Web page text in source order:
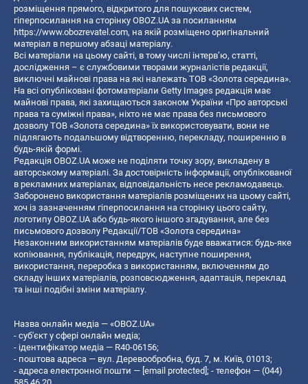
розміщення прямого, відкритого для пошукових систем,
гіперпосилання на сторінку OBOZ.UA за посиланням
https://www.obozrevatel.com, на якій розміщено оригінальний
матеріал в першому абзаці матеріалу.
Всі матеріали на цьому сайті, в тому числі інтерв’ю, статті,
дослідження – є службовими творами журналістів редакції,
виключні майнові права на які належать ТОВ «Золота середина».
На всі опубліковані фотоматеріали Getty Images редакція має
майнові права, які захищаються законом України «Про авторські
права та суміжні права», ніхто не має права без письмового
дозволу ТОВ «Золота середина» їх використовувати, вони не
підлягають подальшому відтворенню, перекладу, поширенню в
будь-якій формі.
Редакція OBOZ.UA може не поділяти точку зору, викладену в
авторському матеріалі. За достовірність інформації, опублікованої
в рекламних матеріалах, відповідальність несе рекламодавець.
Заборонено використання матеріалів розміщених на цьому сайті,
хоч із зазначенням гіперпосилання на сторінку цього сайту,
логотипу OBOZ.UA або будь-якого іншого згадування, але без
письмового дозволу Редакції/ТОВ «Золота середина»
Незаконним використанням матеріалів буде вважатися: будь-яке
копiювання, публiкацiя, передрук, наступне поширення,
використання, переробка з використанням, включенням до
складу інших матеріалів, розповсюдження, адаптація, переклад
та інші подібні зміни матеріалу.
Назва онлайн медіа — «OBOZ.UA»
- суб'єкт у сфері онлайн медіа;
- ідентифікатор медіа — R40-06156;
- поштова адреса — вул. Деревообробна, буд. 7, м. Київ, 01013;
- адреса електронної пошти — [email protected]; - телефон — (044)